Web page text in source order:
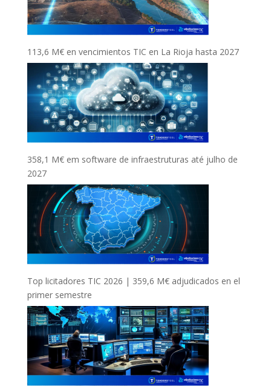
113,6 M€ en vencimientos TIC en La Rioja hasta 2027
358,1 M€ em software de infraestruturas até julho de
2027
Top licitadores TIC 2026 | 359,6 M€ adjudicados en el
primer semestre